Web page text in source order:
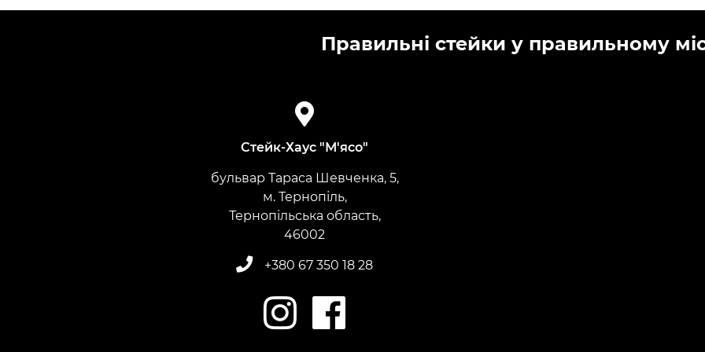
Правильні стейки у правильному
Стейк-Хаус "М'ясо"
бульвар Тараса Шевченка, 5,
м. Тернопіль,
Тернопільська область,
​​​​​​​46002
+380 67 350 18 28